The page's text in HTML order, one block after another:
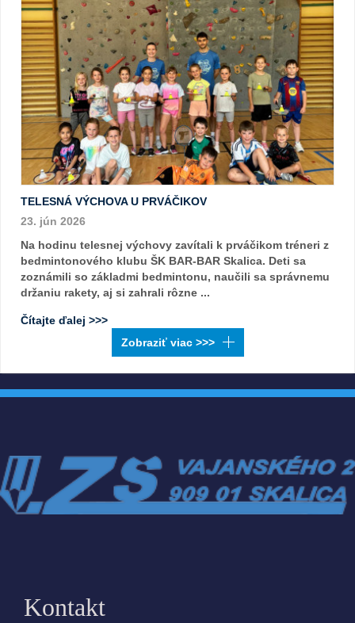
TELESNÁ VÝCHOVA U PRVÁČIKOV
23. jún 2026
Na hodinu telesnej výchovy zavítali k prváčikom tréneri z
bedmintonového klubu ŠK BAR-BAR Skalica. Deti sa
zoznámili so základmi bedmintonu, naučili sa správnemu
držaniu rakety, aj si zahrali rôzne ...
Čítajte ďalej >>>
Kontakt